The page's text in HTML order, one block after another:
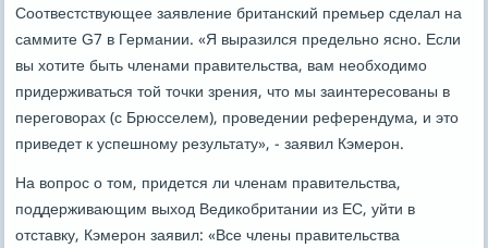
Соотвестствующее заявление британский премьер сделал на
саммите G7 в Германии. «Я выразился предельно ясно. Если
вы хотите быть членами правительства, вам необходимо
придерживаться той точки зрения, что мы заинтересованы в
переговорах (с Брюсселем), проведении референдума, и это
приведет к успешному результату», - заявил Кэмерон.
На вопрос о том, придется ли членам правительства,
поддерживающим выход Ведикобритании из ЕС, уйти в
отставку, Кэмерон заявил: «Все члены правительства